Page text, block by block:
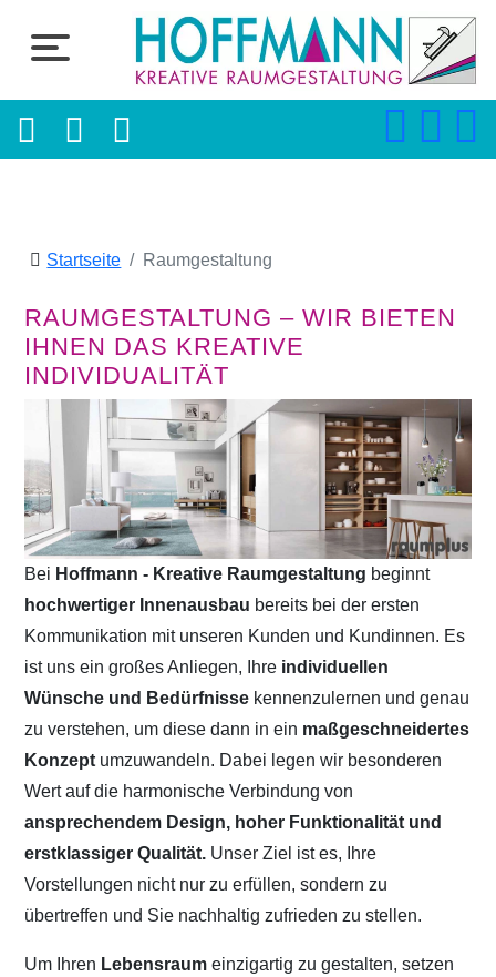
Startseite Raumgestaltung
RAUMGESTALTUNG – WIR BIETEN
IHNEN DAS KREATIVE
INDIVIDUALITÄT
Bei Hoffmann - Kreative Raumgestaltung beginnt
hochwertiger Innenausbau bereits bei der ersten
Kommunikation mit unseren Kunden und Kundinnen. Es
ist uns ein großes Anliegen, Ihre individuellen
Wünsche und Bedürfnisse kennenzulernen und genau
zu verstehen, um diese dann in ein maßgeschneidertes
Konzept umzuwandeln. Dabei legen wir besonderen
Wert auf die harmonische Verbindung von
ansprechendem Design, hoher Funktionalität und
erstklassiger Qualität. Unser Ziel ist es, Ihre
Vorstellungen nicht nur zu erfüllen, sondern zu
übertreffen und Sie nachhaltig zufrieden zu stellen.
Um Ihren Lebensraumeinzigartig zu gestalten, setzen